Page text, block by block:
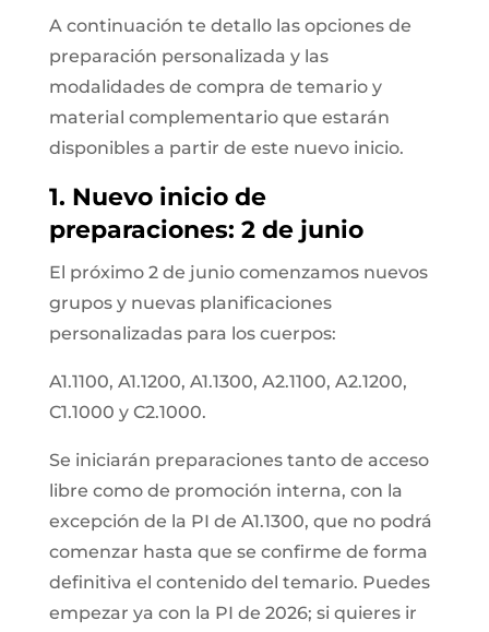
A continuación te detallo las opciones de
preparación personalizada y las
modalidades de compra de temario y
material complementario que estarán
disponibles a partir de este nuevo inicio.
1. Nuevo inicio de
preparaciones: 2 de junio
El próximo 2 de junio comenzamos nuevos
grupos y nuevas planificaciones
personalizadas para los cuerpos:
A1.1100, A1.1200, A1.1300, A2.1100, A2.1200,
C1.1000 y C2.1000.
Se iniciarán preparaciones tanto de acceso
libre como de promoción interna, con la
excepción de la PI de A1.1300, que no podrá
comenzar hasta que se confirme de forma
definitiva el contenido del temario. Puedes
empezar ya con la PI de 2026; si quieres ir